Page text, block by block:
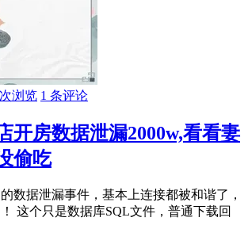
浏览 1 条评论
开房数据泄漏2000w,看看妻
偷吃
数据泄漏事件，基本上连接都被和谐了，
这个只是数据库SQL文件，普通下载回